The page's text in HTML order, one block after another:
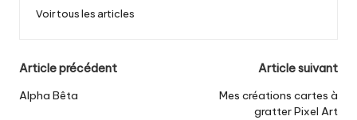
Voir tous les articles
Post
navigation
Article précédent
Alpha Bêta
Article suivant
Mes créations cartes à
gratter Pixel Art